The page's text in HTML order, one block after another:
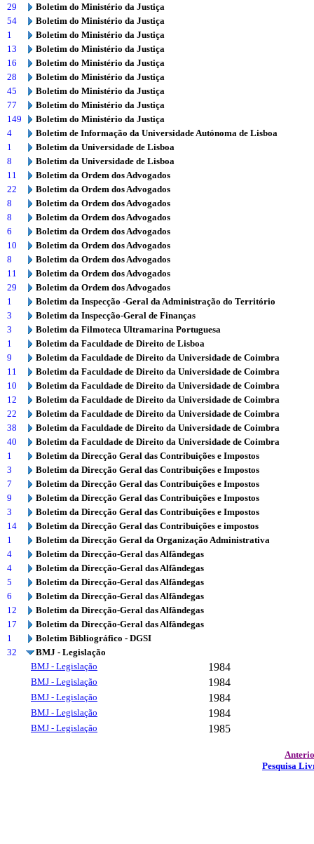
29
Boletim do Ministério da Justiça
54
Boletim do Ministério da Justiça
1
Boletim do Ministério da Justiça
13
Boletim do Ministério da Justiça
16
Boletim do Ministério da Justiça
28
Boletim do Ministério da Justiça
45
Boletim do Ministério da Justiça
77
Boletim do Ministério da Justiça
149
Boletim do Ministério da Justiça
4
Boletim de Informação da Universidade Autónoma de Lisboa
1
Boletim da Universidade de Lisboa
8
Boletim da Universidade de Lisboa
11
Boletim da Ordem dos Advogados
22
Boletim da Ordem dos Advogados
8
Boletim da Ordem dos Advogados
8
Boletim da Ordem dos Advogados
6
Boletim da Ordem dos Advogados
10
Boletim da Ordem dos Advogados
8
Boletim da Ordem dos Advogados
11
Boletim da Ordem dos Advogados
29
Boletim da Ordem dos Advogados
1
Boletim da Inspecção -Geral da Administração do Território
3
Boletim da Inspecção-Geral de Finanças
3
Boletim da Filmoteca Ultramarina Portuguesa
1
Boletim da Faculdade de Direito de Lisboa
9
Boletim da Faculdade de Direito da Universidade de Coimbra
11
Boletim da Faculdade de Direito da Universidade de Coimbra
10
Boletim da Faculdade de Direito da Universidade de Coimbra
12
Boletim da Faculdade de Direito da Universidade de Coimbra
22
Boletim da Faculdade de Direito da Universidade de Coimbra
38
Boletim da Faculdade de Direito da Universidade de Coimbra
40
Boletim da Faculdade de Direito da Universidade de Coimbra
1
Boletim da Direcção Geral das Contribuições e Impostos
3
Boletim da Direcção Geral das Contribuições e Impostos
7
Boletim da Direcção Geral das Contribuições e Impostos
9
Boletim da Direcção Geral das Contribuições e Impostos
3
Boletim da Direcção Geral das Contribuições e Impostos
14
Boletim da Direcção Geral das Contribuições e impostos
1
Boletim da Direcção Geral da Organização Administrativa
4
Boletim da Direcção-Geral das Alfândegas
4
Boletim da Direcção-Geral das Alfândegas
5
Boletim da Direcção-Geral das Alfândegas
6
Boletim da Direcção-Geral das Alfândegas
12
Boletim da Direcção-Geral das Alfândegas
17
Boletim da Direcção-Geral das Alfândegas
1
Boletim Bibliográfico - DGSI
32
BMJ - Legislação
BMJ - Legislação
1984
BMJ - Legislação 1984
BMJ - Legislação 1984
BMJ - Legislação 1984
BMJ - Legislação 1985
Pesquisa